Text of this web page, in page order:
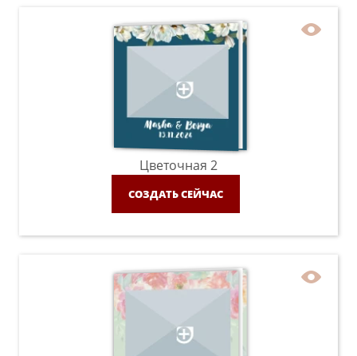
Цветочная 2
СОЗДАТЬ СЕЙЧАС